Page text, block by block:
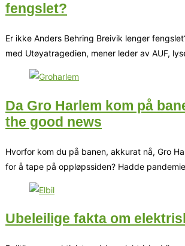
fengslet?
Er ikke Anders Behring Breivik lenger
med Utøyatragedien, mener leder av AUF,
Da Gro Harlem kom på
the good news
Hvorfor kom du på banen, akkurat nå, Gro
for å tape på oppløpssiden? Hadde
Ubeleilige fakta om